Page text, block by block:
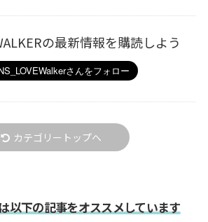
の最新情報を購読しよう
カテゴリートップへ
以下の記事をオススメしています